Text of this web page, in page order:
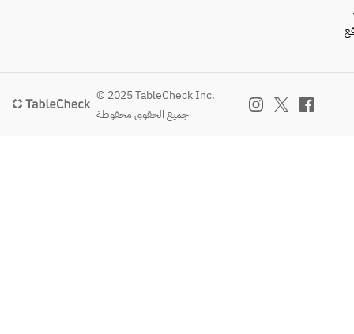
© 2025 TableCheck Inc.
جميع الحقوق محفوظة